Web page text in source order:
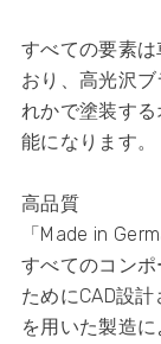
すべての要素
おり、高光沢
れかで塗装す
能になります。
高品質
「Made in
すべてのコンポ
ためにCAD設
を用いた製造